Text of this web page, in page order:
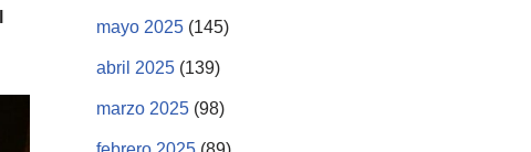
mayo 2025 (145)
abril 2025 (139)
marzo 2025 (98)